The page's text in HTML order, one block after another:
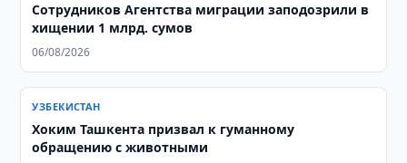
Сотрудников Агентства миграции заподозрили в
хищении 1 млрд. сумов
06/08/2026
УЗБЕКИСТАН
Хоким Ташкента призвал к гуманному
обращению с животными